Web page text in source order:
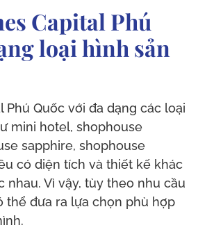
Capital Phú
loại hình sản
Phú Quốc với đa dạng các loại
mini hotel, shophouse
sapphire, shophouse
có diện tích và thiết kế khác
nhau. Vì vậy, tùy theo nhu cầu
thể đưa ra lựa chọn phù hợp